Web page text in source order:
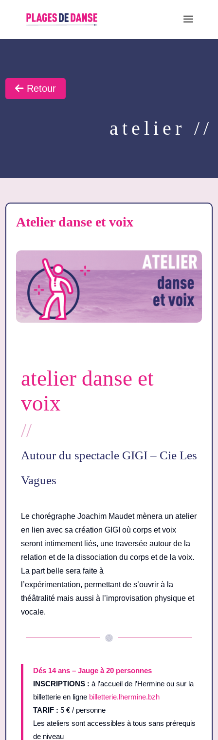
Retour
atelier //
Atelier danse et voix
atelier danse et
voix
//
Autour du spectacle GIGI – Cie Les
Vagues
Le chorégraphe Joachim Maudet mènera un atelier
en lien avec sa création GIGI où corps et voix
seront intimement liés, une traversée autour de la
relation et de la dissociation du corps et de la voix.
La part belle sera faite à
l’expérimentation, permettant de s’ouvrir à la
théâtralité mais aussi à l’improvisation physique et
vocale.
Dés 14 ans – Jauge à 20 personnes
INSCRIPTIONS : à l’accueil de l’Hermine ou sur la
billetterie en ligne billetterie.lhermine.bzh
TARIF : 5 € / personne
Les ateliers sont accessibles à tous sans prérequis
de niveau